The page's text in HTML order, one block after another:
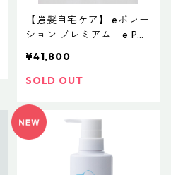
【強髮自宅ケア】 eポレー
ション プレミアム e PO
円（税込）
¥41,800
SOLD OUT